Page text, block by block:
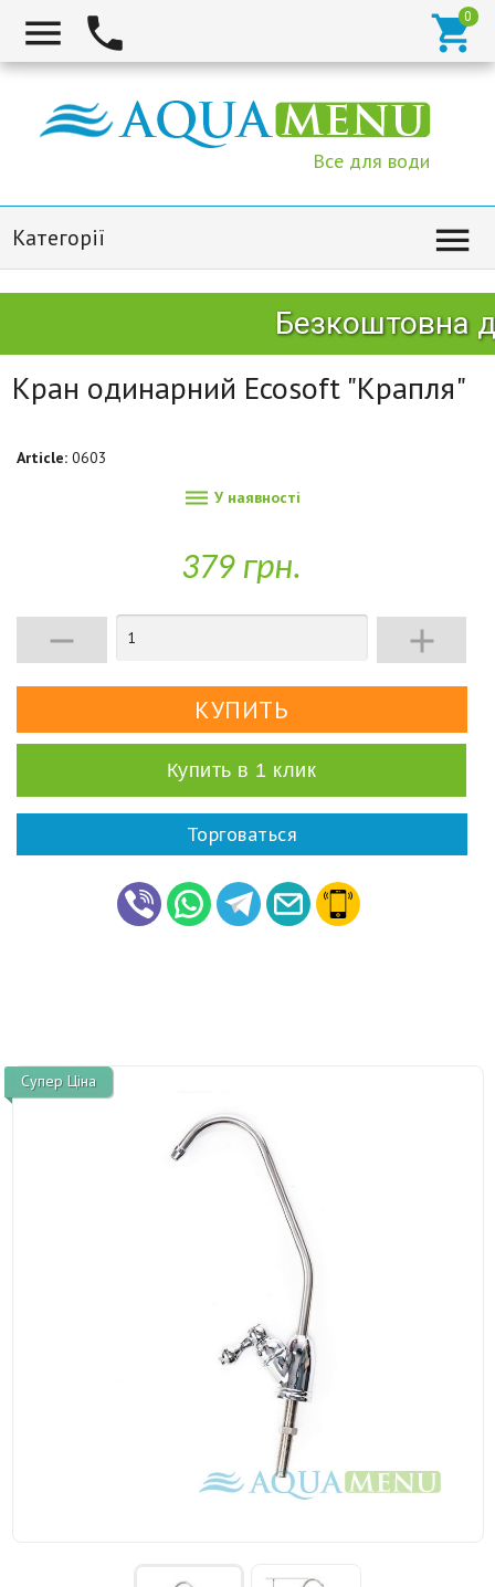
  
Все для води
Категорії 
Безкоштовна
Кран одинарний Ecosoft "Крапля"
Article: 0603
 У наявності
379 грн.
 
Купить в 1 клик
Торговаться
Супер Ціна